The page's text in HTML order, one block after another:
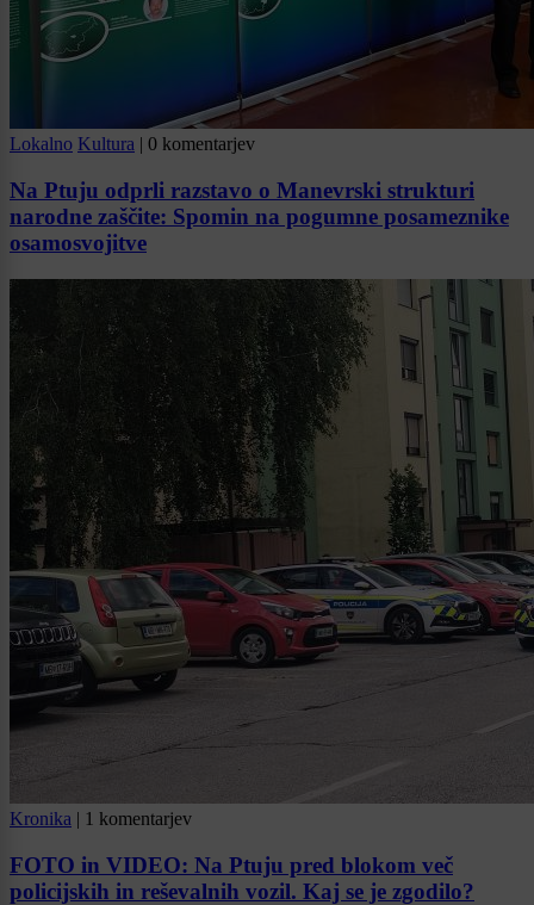
Lokalno Kultura | 0 komentarjev
Na Ptuju odprli razstavo o Manevrski strukturi
narodne zaščite: Spomin na pogumne posameznike
osamosvojitve
Kronika | 1 komentarjev
FOTO in VIDEO: Na Ptuju pred blokom več
policijskih in reševalnih vozil. Kaj se je zgodilo?